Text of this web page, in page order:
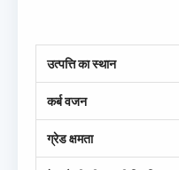
उत्पत्ति का स्थान
कर्ब वजन
ग्रेड क्षमता